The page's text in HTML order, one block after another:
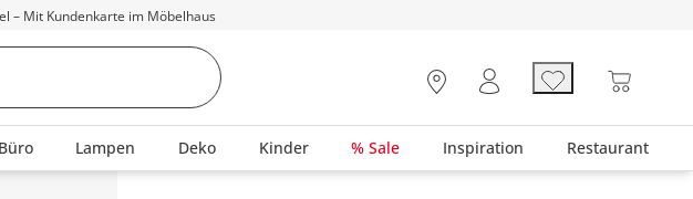
– Mit Kundenkarte im Möbelhaus
Büro Lampen Deko Kinder % Sale Inspiration Restaurant